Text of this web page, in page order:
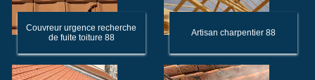
Couvreur urgence recherche
de fuite toiture 88
Artisan charpentier 88